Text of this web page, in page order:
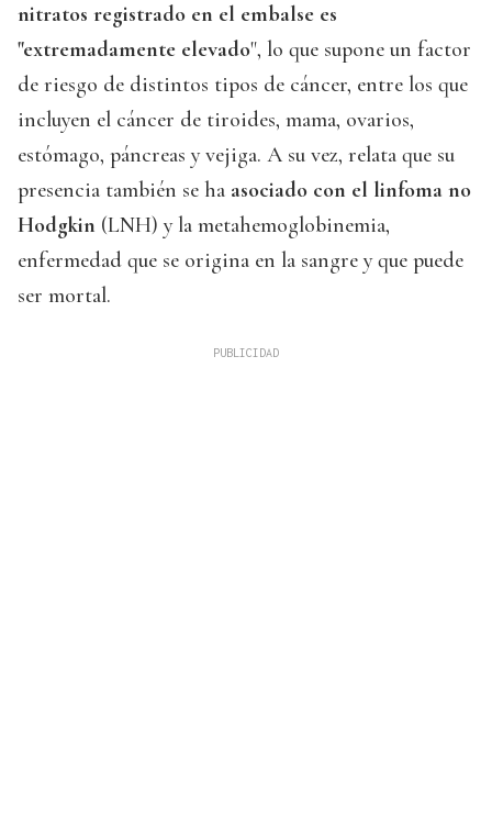
nitratos registrado en el embalse es
"extremadamente elevado", lo que supone un factor
de riesgo de distintos tipos de cáncer, entre los que
incluyen el cáncer de tiroides, mama, ovarios,
estómago, páncreas y vejiga. A su vez, relata que su
presencia también se ha asociado con el linfoma no
Hodgkin (LNH) y la metahemoglobinemia,
enfermedad que se origina en la sangre y que puede
ser mortal.